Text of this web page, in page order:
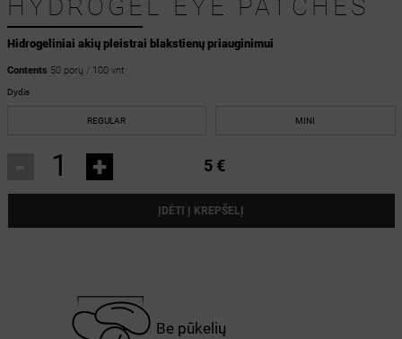
Hidrogeliniai akių pleistrai blakstienų priauginimui
HYDROGEL EYE PATCHES
Contents 50 porų / 100 vnt
Dydis
REGULAR MINI
+ 5 €
ĮDĖTI Į KREPŠELĮ
Be pūkelių